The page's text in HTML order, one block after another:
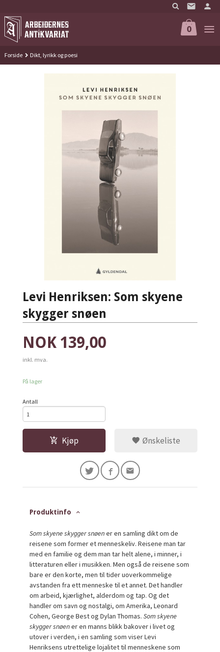
til
innholdet
0
Forside Dikt, lyrikk og poesi
Levi Henriksen: Som skyene
skygger snøen
Pris
NOK 139,00
inkl. mva.
På lager
Antall
Kjøp Ønskeliste
Produktinfo
Som skyene skygger snøener en samling dikt om de
reisene som former et menneskeliv. Reisene man tar
med en familie og dem man tar helt alene, i minner, i
litteraturen eller i musikken. Men også de reisene som
bare er den korte, men til tider uoverkommelige
avstanden fra ett menneske til et annet. Det handler
om arbeid, kjærlighet, alderdom og tap. Og det
handler om savn og nostalgi, om Amerika, Leonard
Cohen, George Best og Dylan Thomas.Som skyene
skygger snøener en manns blikk bakover i livet og
utover i verden, i en samling som viser Levi
Henriksens utrettelige lojalitet til menneskene som